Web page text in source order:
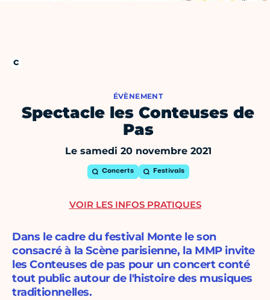
ÉVÈNEMENT
Spectacle les Conteuses de
Pas
Le samedi 20 novembre 2021
Concerts Festivals
Dans le cadre du festival Monte le son
consacré à la Scène parisienne, la MMP invite
les Conteuses de pas pour un concert conté
tout public autour de l'histoire des musiques
traditionnelles.
VOIR LES INFOS PRATIQUES